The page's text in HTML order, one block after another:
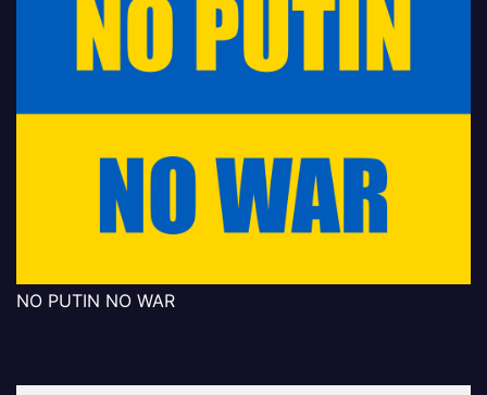
NO PUTIN NO WAR